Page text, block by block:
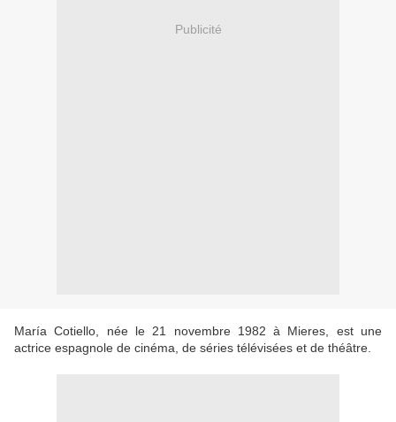
Publicité
María Cotiello, née le 21 novembre 1982 à Mieres, est une
actrice espagnole de cinéma, de séries télévisées et de théâtre.